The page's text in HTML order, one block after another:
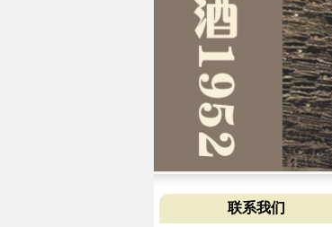
联系我们